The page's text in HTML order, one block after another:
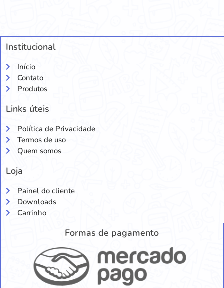
Institucional
Início
Contato
Produtos
Links úteis
Política de Privacidade
Termos de uso
Quem somos
Loja
Painel do cliente
Downloads
Carrinho
Formas de pagamento